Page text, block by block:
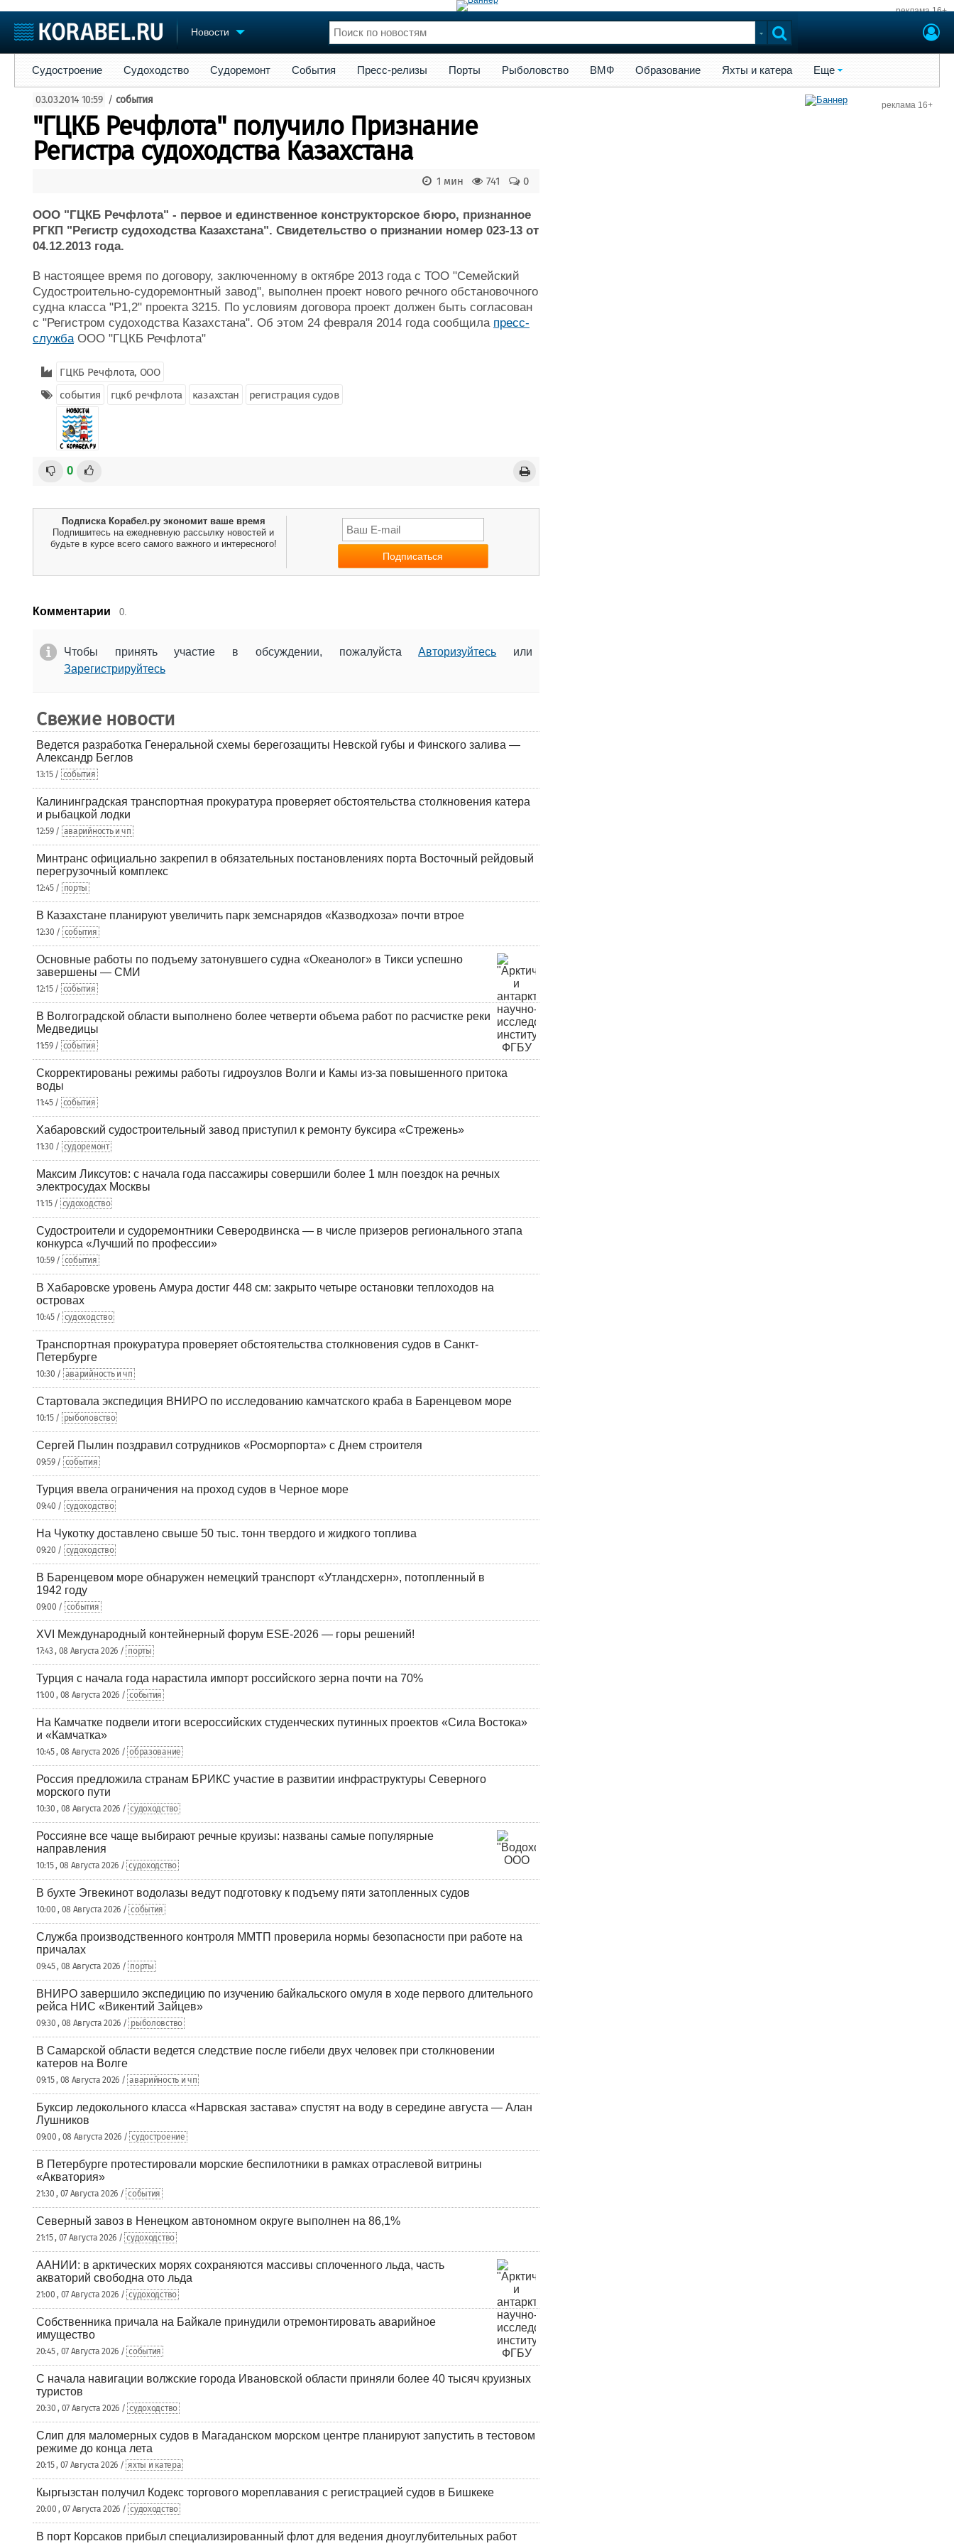
реклама 16+
Новости
Судостроение
Пульс
Новости
Компании
Репутация
Журнал
Реклама
Торговая площадка
Доска объявлений
Продажа флота
Оборудование
Изделия
Конференции
Личности
Словарь
Флот
Форум
Судостроение Судоходство Судоремонт События Пресс-релизы Порты Рыболовство ВМФ Образование Яхты и катера Еще
03.03.2014 10:59 / события
"ГЦКБ Речфлота" получило Признание
Регистра судоходства Казахстана
0
741
1 мин
ООО "ГЦКБ Речфлота" - первое и единственное конструкторское бюро, признанное
РГКП "Регистр судоходства Казахстана". Свидетельство о признании номер 023-13 от
04.12.2013 года.
В настоящее время по договору, заключенному в октябре 2013 года с ТОО "Семейский
Судостроительно-судоремонтный завод", выполнен проект нового речного обстановочного
судна класса "Р1,2" проекта 3215. По условиям договора проект должен быть согласован
с "Регистром судоходства Казахстана". Об этом 24 февраля 2014 года сообщила пресс-
службаООО "ГЦКБ Речфлота"
ГЦКБ Речфлота, ООО
события
гцкб речфлота казахстан регистрация судов
0
Подписка Корабел.ру экономит ваше время
Подпишитесь на ежедневную рассылку новостей и
будьте в курсе всего самого важного и интересного!
Комментарии 0.
Чтобы принять участие в обсуждении, пожалуйстаАвторизуйтесь или
Зарегистрируйтесь
Свежие новости
Ведется разработка Генеральной схемы берегозащиты Невской губы и Финского залива —
Александр Беглов
13:15 / события
Калининградская транспортная прокуратура проверяет обстоятельства столкновения катера
и рыбацкой лодки
12:59 / аварийность и чп
Минтранс официально закрепил в обязательных постановлениях порта Восточный рейдовый
перегрузочный комплекс
12:45 / порты
В Казахстане планируют увеличить парк земснарядов «Казводхоза» почти втрое
12:30 / события
Основные работы по подъему затонувшего судна «Океанолог» в Тикси успешно
завершены — СМИ
12:15 / события
В Волгоградской области выполнено более четверти объема работ по расчистке реки
Медведицы
11:59 / события
Скорректированы режимы работы гидроузлов Волги и Камы из-за повышенного притока
воды
11:45 / события
Хабаровский судостроительный завод приступил к ремонту буксира «Стрежень»
11:30 / судоремонт
Максим Ликсутов: с начала года пассажиры совершили более 1 млн поездок на речных
электросудах Москвы
11:15 / судоходство
Судостроители и судоремонтники Северодвинска — в числе призеров регионального этапа
конкурса «Лучший по профессии»
10:59 / события
В Хабаровске уровень Амура достиг 448 см: закрыто четыре остановки теплоходов на
островах
10:45 / судоходство
Транспортная прокуратура проверяет обстоятельства столкновения судов в Санкт-
Петербурге
10:30 / аварийность и чп
Стартовала экспедиция ВНИРО по исследованию камчатского краба в Баренцевом море
10:15 / рыболовство
Сергей Пылин поздравил сотрудников «Росморпорта» с Днем строителя
09:59 / события
Турция ввела ограничения на проход судов в Черное море
09:40 / судоходство
На Чукотку доставлено свыше 50 тыс. тонн твердого и жидкого топлива
09:20 / судоходство
В Баренцевом море обнаружен немецкий транспорт «Утландсхерн», потопленный в
1942 году
09:00 / события
XVI Международный контейнерный форум ESE-2026 — горы решений!
17:43 , 08 Августа 2026 / порты
Турция с начала года нарастила импорт российского зерна почти на 70%
11:00 , 08 Августа 2026 / события
На Камчатке подвели итоги всероссийских студенческих путинных проектов «Сила Востока»
и «Камчатка»
10:45 , 08 Августа 2026 / образование
Россия предложила странам БРИКС участие в развитии инфраструктуры Северного
морского пути
10:30 , 08 Августа 2026 / судоходство
Россияне все чаще выбирают речные круизы: названы самые популярные
направления
10:15 , 08 Августа 2026 / судоходство
В бухте Эгвекинот водолазы ведут подготовку к подъему пяти затопленных судов
10:00 , 08 Августа 2026 / события
Служба производственного контроля ММТП проверила нормы безопасности при работе на
причалах
09:45 , 08 Августа 2026 / порты
ВНИРО завершило экспедицию по изучению байкальского омуля в ходе первого длительного
рейса НИС «Викентий Зайцев»
09:30 , 08 Августа 2026 / рыболовство
В Самарской области ведется следствие после гибели двух человек при столкновении
катеров на Волге
09:15 , 08 Августа 2026 / аварийность и чп
Буксир ледокольного класса «Нарвская застава» спустят на воду в середине августа — Алан
Лушников
09:00 , 08 Августа 2026 / судостроение
В Петербурге протестировали морские беспилотники в рамках отраслевой витрины
«Акватория»
21:30 , 07 Августа 2026 / события
Северный завоз в Ненецком автономном округе выполнен на 86,1%
21:15 , 07 Августа 2026 / судоходство
ААНИИ: в арктических морях сохраняются массивы сплоченного льда, часть
акваторий свободна ото льда
21:00 , 07 Августа 2026 / судоходство
Собственника причала на Байкале принудили отремонтировать аварийное
имущество
20:45 , 07 Августа 2026 / события
С начала навигации волжские города Ивановской области приняли более 40 тысяч круизных
туристов
20:30 , 07 Августа 2026 / судоходство
Слип для маломерных судов в Магаданском морском центре планируют запустить в тестовом
режиме до конца лета
20:15 , 07 Августа 2026 / яхты и катера
Кыргызстан получил Кодекс торгового мореплавания с регистрацией судов в Бишкеке
20:00 , 07 Августа 2026 / судоходство
В порт Корсаков прибыл специализированный флот для ведения дноуглубительных работ
реклама 16+